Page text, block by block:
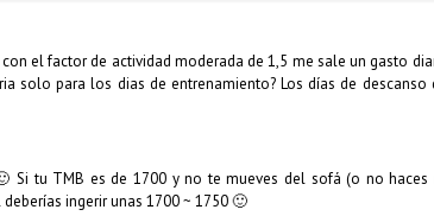
el factor de actividad moderada de 1,5 me sale un gasto
solo para los dias de entrenamiento? Los días de descanso
Si tu TMB es de 1700 y no te mueves del sofá (o no haces
ingerir unas 1700 ~ 1750 🙂